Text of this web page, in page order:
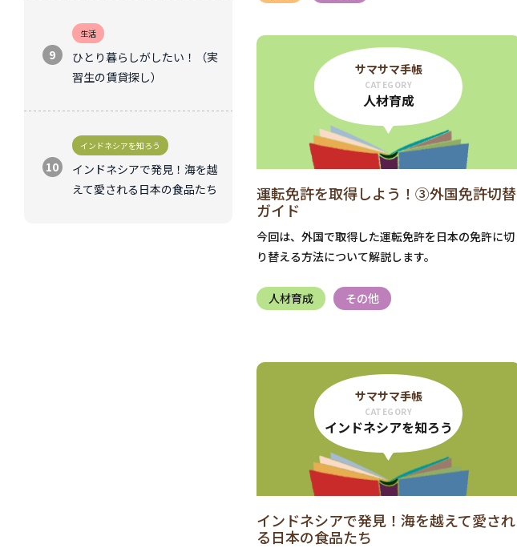
生活
ひとり暮らしがしたい！（実
習生の賃貸探し）
インドネシアを知ろう
インドネシアで発見！海を越
えて愛される日本の食品たち
サマサマ手帳
CATEGORY
人材育成
運転免許を取得しよう！③外国免許切替
ガイド
今回は、外国で取得した運転免許を日本の免許に切
り替える方法について解説します。
人材育成 その他
サマサマ手帳
CATEGORY
インドネシアを知ろう
インドネシアで発見！海を越えて愛され
る日本の食品たち